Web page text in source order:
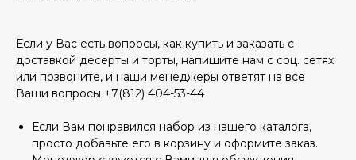
Если у Вас есть вопросы, как купить и заказать с
доставкой десерты и торты, напишите нам с соц. сетях
или позвоните, и наши менеджеры ответят на все
Ваши вопросы +7(812) 404-53-44
Если Вам понравился набор из нашего каталога,
просто добавьте его в корзину и оформите заказ.